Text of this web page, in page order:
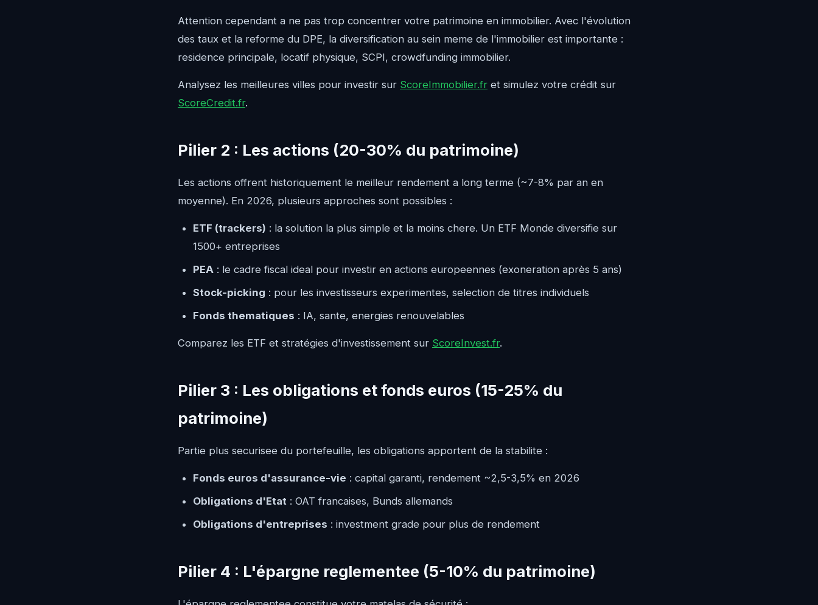
Attention cependant a ne pas trop concentrer votre patrimoine en immobilier. Avec l'évolution
des taux et la reforme du DPE, la diversification au sein meme de l'immobilier est importante :
residence principale, locatif physique, SCPI, crowdfunding immobilier.
Analysez les meilleures villes pour investir sur ScoreImmobilier.fr et simulez votre crédit sur
ScoreCredit.fr.
Pilier 2 : Les actions (20-30% du patrimoine)
Les actions offrent historiquement le meilleur rendement a long terme (~7-8% par an en
moyenne). En 2026, plusieurs approches sont possibles :
ETF (trackers) : la solution la plus simple et la moins chere. Un ETF Monde diversifie sur
1500+ entreprises
PEA : le cadre fiscal ideal pour investir en actions europeennes (exoneration après 5 ans)
Stock-picking : pour les investisseurs experimentes, selection de titres individuels
Fonds thematiques : IA, sante, energies renouvelables
Comparez les ETF et stratégies d'investissement sur ScoreInvest.fr.
Pilier 3 : Les obligations et fonds euros (15-25% du
patrimoine)
Partie plus securisee du portefeuille, les obligations apportent de la stabilite :
Fonds euros d'assurance-vie : capital garanti, rendement ~2,5-3,5% en 2026
Obligations d'Etat : OAT francaises, Bunds allemands
Obligations d'entreprises : investment grade pour plus de rendement
Pilier 4 : L'épargne reglementee (5-10% du patrimoine)